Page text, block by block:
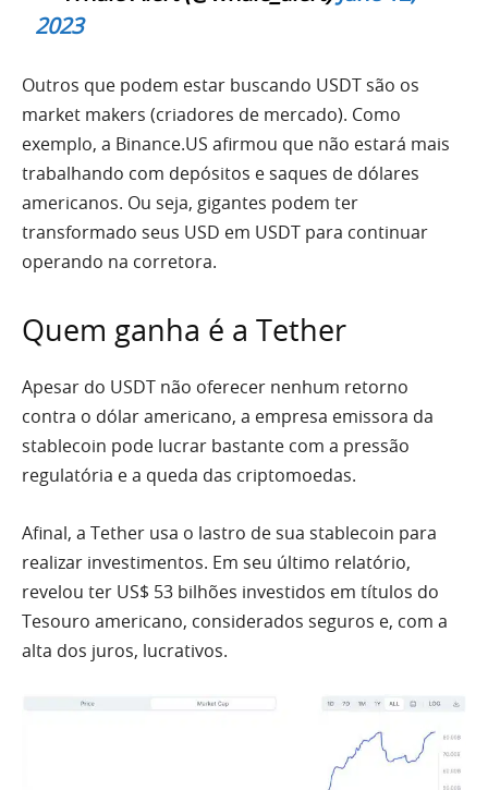
2023
Outros que podem estar buscando USDT são os
market makers (criadores de mercado). Como
exemplo, a Binance.US afirmou que não estará mais
trabalhando com depósitos e saques de dólares
americanos. Ou seja, gigantes podem ter
transformado seus USD em USDT para continuar
operando na corretora.
Quem ganha é a Tether
Apesar do USDT não oferecer nenhum retorno
contra o dólar americano, a empresa emissora da
stablecoin pode lucrar bastante com a pressão
regulatória e a queda das criptomoedas.
Afinal, a Tether usa o lastro de sua stablecoin para
realizar investimentos. Em seu último relatório,
revelou ter US$ 53 bilhões investidos em títulos do
Tesouro americano, considerados seguros e, com a
alta dos juros, lucrativos.